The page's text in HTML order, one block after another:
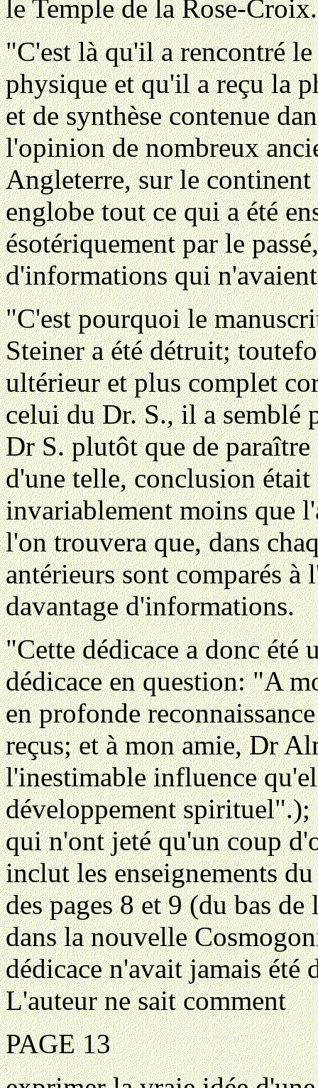
le Temple de la Rose-Croix.
"C'est là qu'il a rencontré
physique et qu'il a reçu la
et de synthèse contenue
l'opinion de nombreux
Angleterre, sur le
englobe tout ce qui a été
ésotériquement par le
d'informations qui
"C'est pourquoi le
Steiner a été détruit;
ultérieur et plus complet
celui du Dr. S., il a semblé
Dr S. plutôt que de
d'une telle, conclusion
invariablement moins que
l'on trouvera que, dans
antérieurs sont comparés
davantage d'informations.
"Cette dédicace a donc été
dédicace en question: "A
en profonde
reçus; et à mon amie, Dr
l'inestimable influence
développement spirituel".);
qui n'ont jeté qu'un coup
inclut les enseignements
des pages 8 et 9 (du bas
dans la nouvelle
dédicace n'avait jamais été
L'auteur ne sait comment
PAGE 13